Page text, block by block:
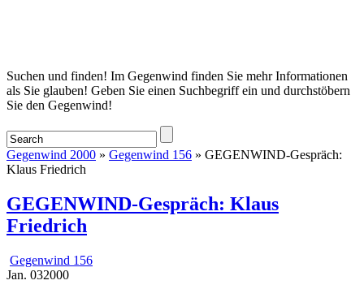
Startseite
Suchen und finden! Im Gegenwind finden Sie mehr Informationen
als Sie glauben! Geben Sie einen Suchbegriff ein und durchstöbern
Sie den Gegenwind!
Gegenwind 2000 » Gegenwind 156 » GEGENWIND-Gespräch:
Klaus Friedrich
GEGENWIND-Gespräch: Klaus
Friedrich
Gegenwind 156
Jan. 032000